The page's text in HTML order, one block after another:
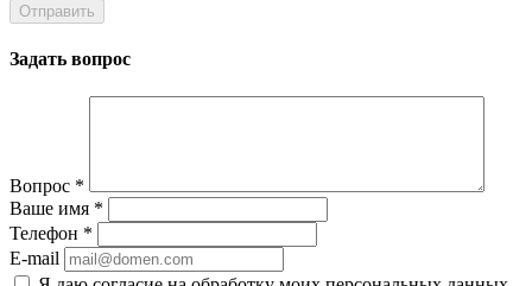
Задать вопрос
Вопрос *
Ваше имя *
Телефон *
E-mail